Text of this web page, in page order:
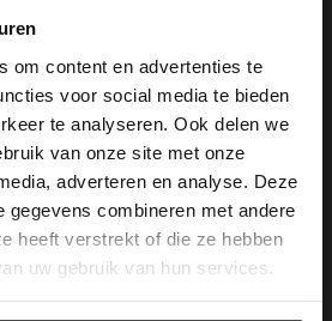
om content en advertenties te
voor social media te bieden
te analyseren. Ook delen we
van onze site met onze
adverteren en analyse. Deze
gegevens combineren met andere
heeft verstrekt of die ze hebben
uw gebruik van hun services.
No Stress
99.98
50.00
×
in English?
isn't Dutch. Would
to English?